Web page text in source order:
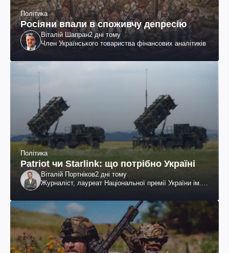
Політика
Росіяни впали в споживчу депресію
Віталій Шапран2 дні тому
Член Українського товариства фінансових аналітиків
Політика
Patriot чи Starlink: що потрібно Україні
Віталій Портніков2 дні тому
Журналіст, лауреат Національної премії України ім.